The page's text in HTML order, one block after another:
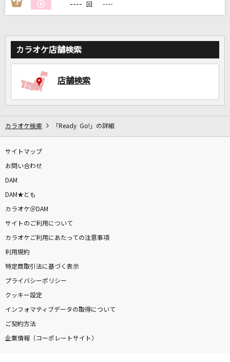
家族や友達と一緒に！練習にも！
3 ---- 回 ----
カラオケ店舗検索
店舗検索
カラオケ検索 「Ready Go!」の詳細
サイトマップ
お問い合わせ
DAM
DAM★とも
カラオケ＠DAM
サイトのご利用について
カラオケご利用にあたっての注意事項
利用規約
特定商取引法に基づく表示
プライバシーポリシー
クッキー設定
インフォマティブデータの取得について
ご契約方法
企業情報（コーポレートサイト）